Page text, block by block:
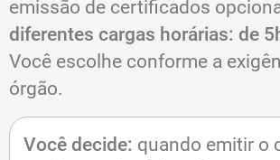
emissão de certificados
diferentes cargas horárias: de
Você escolhe conforme a
órgão.
Você decide: quando emitir o